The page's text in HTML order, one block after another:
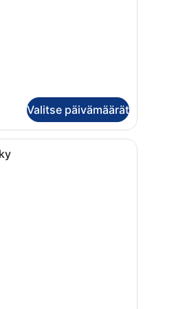
Valitse päivämäärät
Hotellihuone, jossa on suuri sänky,